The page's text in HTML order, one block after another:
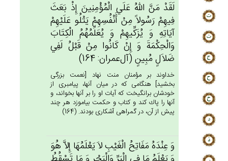
لَقَدْ مَن‌َّ الله‌ُ عَلَي‌ الْمُؤْمِنِين‌َ إِذْ بَعَث‌َ
فِيهِم‌ْ رَسُولاً مِن‌ْ أَنْفُسِهِم‌ْ يَتْلُو عَلَيْهِم‌ْ
آيَاتِه‌ِ وَ يُزَكِّيهِم‌ْ وَ يُعَلِّمُهُم‌ُ الْكِتَاب‌َ
وَالْحِكْمَة‌َ وَ إِنْ‌ كَانُوا مِنْ‌ قَبْل‌ُ لَفِي‌
ضَلاَل‌ٍ مُبِين‌ٍ (آل‌عمران: 164)
خداوند بر مؤمنان منت نهاد [نعمت بزرگى
بخشيد] هنگامى كه در ميان آنها، پيامبرى از
خودشان برانگيخت كه آيات او را بر آنها بخواند، و
آنها را پاك كند و كتاب و حكمت بياموزد هر چند
پيش از آن، در گمراهى آشكارى بودند. (164)
وَ عِنْدَه‌ُ مَفَاتِح‌ُ الْغَيْب‌ِ لاَ يَعْلَمُهَا إِلاَّ هُوَ